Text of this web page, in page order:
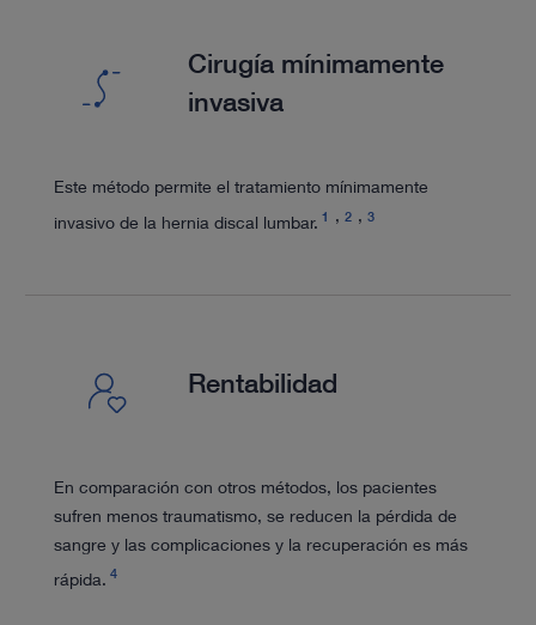
Cirugía mínimamente
invasiva
Este método permite el tratamiento mínimamente
invasivo de la hernia discal lumbar. 1 2 3
Rentabilidad
En comparación con otros métodos, los pacientes
sufren menos traumatismo, se reducen la pérdida de
sangre y las complicaciones y la recuperación es más
rápida. 4